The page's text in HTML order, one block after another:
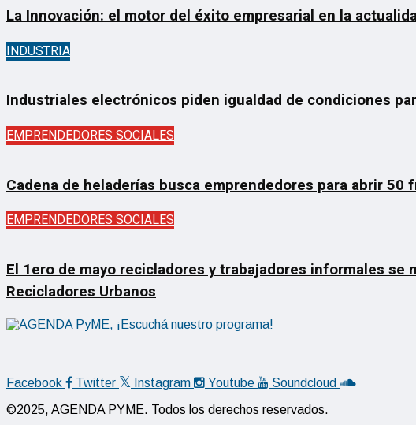
La Innovación: el motor del éxito empresarial en la
INDUSTRIA
Industriales electrónicos piden igualdad de condiciones
EMPRENDEDORES SOCIALES
Cadena de heladerías busca emprendedores para abrir
EMPRENDEDORES SOCIALES
El 1ero de mayo recicladores y trabajadores informales se
Recicladores Urbanos
Facebook Twitter Instagram Youtube
Soundcloud
©2025, AGENDA PYME. Todos los derechos reservados.